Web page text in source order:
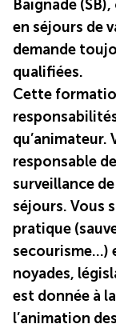
Baignade
en séjours de
demande
qualifiées.
Cette
qu’animateur.
responsable
surveillance
séjours. Vous
pratique
secourisme...)
noyades,
est donnée à
l’animation